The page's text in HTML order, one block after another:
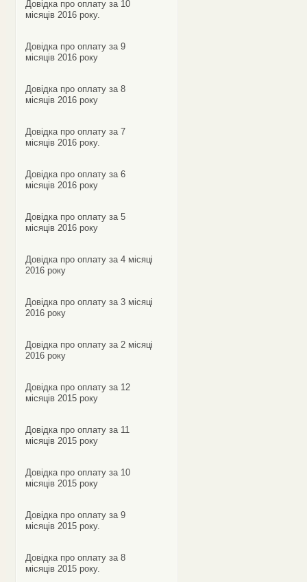
Довідка про оплату за 10
місяців 2016 року.
Довідка про оплату за 9
місяців 2016 року
Довідка про оплату за 8
місяців 2016 року
Довідка про оплату за 7
місяців 2016 року.
Довідка про оплату за 6
місяців 2016 року
Довідка про оплату за 5
місяців 2016 року
Довідка про оплату за 4 місяці
2016 року
Довідка про оплату за 3 місяці
2016 року
Довідка про оплату за 2 місяці
2016 року
Довідка про оплату за 12
місяців 2015 року
Довідка про оплату за 11
місяців 2015 року
Довідка про оплату за 10
місяців 2015 року
Довідка про оплату за 9
місяців 2015 року.
Довідка про оплату за 8
місяців 2015 року.